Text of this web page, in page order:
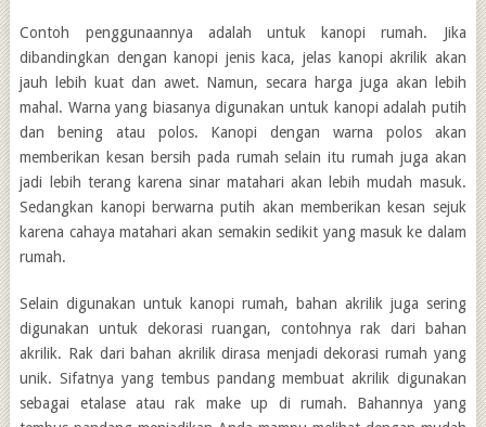
Contoh penggunaannya adalah untuk kanopi rumah. Jika
dibandingkan dengan kanopi jenis kaca, jelas kanopi akrilik akan
jauh lebih kuat dan awet. Namun, secara harga juga akan lebih
mahal. Warna yang biasanya digunakan untuk kanopi adalah putih
dan bening atau polos. Kanopi dengan warna polos akan
memberikan kesan bersih pada rumah selain itu rumah juga akan
jadi lebih terang karena sinar matahari akan lebih mudah masuk.
Sedangkan kanopi berwarna putih akan memberikan kesan sejuk
karena cahaya matahari akan semakin sedikit yang masuk ke dalam
rumah.
Selain digunakan untuk kanopi rumah, bahan akrilik juga sering
digunakan untuk dekorasi ruangan, contohnya rak dari bahan
akrilik. Rak dari bahan akrilik dirasa menjadi dekorasi rumah yang
unik. Sifatnya yang tembus pandang membuat akrilik digunakan
sebagai etalase atau rak make up di rumah. Bahannya yang